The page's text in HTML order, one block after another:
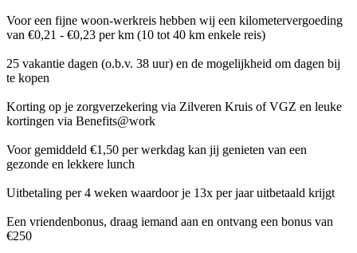
Voor een fijne woon-werkreis hebben wij een kilometervergoeding
van €0,21 - €0,23 per km (10 tot 40 km enkele reis)
25 vakantie dagen (o.b.v. 38 uur) en de mogelijkheid om dagen bij
te kopen
Korting op je zorgverzekering via Zilveren Kruis of VGZ en leuke
kortingen via Benefits@work
Voor gemiddeld €1,50 per werkdag kan jij genieten van een
gezonde en lekkere lunch
Uitbetaling per 4 weken waardoor je 13x per jaar uitbetaald krijgt
Een vriendenbonus, draag iemand aan en ontvang een bonus van
€250